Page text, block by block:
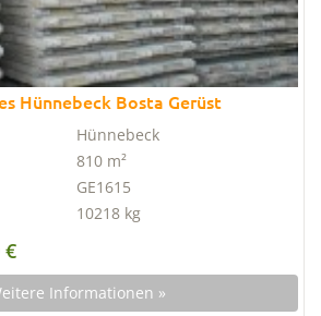
Hünnebeck Bosta Gerüst
Hünnebeck
810 m²
GE1615
10218 kg
€
Informationen »